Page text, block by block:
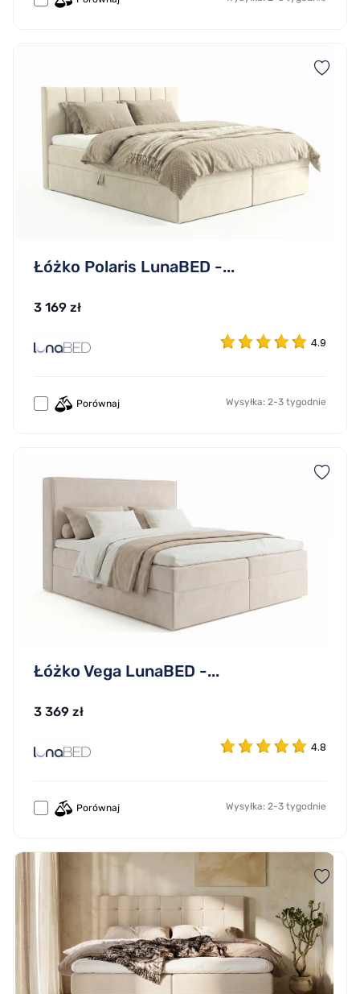
Łóżko Polaris LunaBED -...
3 169 zł
4.9
Porównaj Wysyłka: 2-3 tygodnie
Łóżko Vega LunaBED -...
3 369 zł
4.8
Porównaj Wysyłka: 2-3 tygodnie